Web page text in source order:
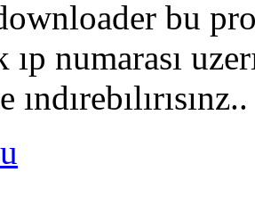
bu
ıp numarası